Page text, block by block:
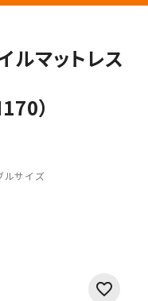
ルマットレス
）
ルサイズ